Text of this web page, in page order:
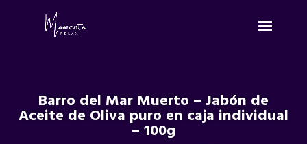
Barro del Mar Muerto – Jabón de
Aceite de Oliva puro en caja individual
– 100g